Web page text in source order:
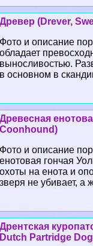
Древер (Drever,
Фото и описание
обладает
выносливостью.
в основном в
Древесная
Coonhound)
Фото и описание
енотовая гончая
охоты на енота и
зверя не убивает, а
Дрентская
Dutch Partridge